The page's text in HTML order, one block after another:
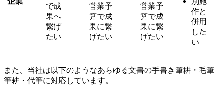
で成
果へ
繋げ
たい
営業予
算で成
果に繋
げたい
営業予
算で成
果に繋
げたい
作と
併用
した
い
また、当社は以下のようなあらゆる文書の手書き筆耕・毛筆
筆耕・代筆に対応しています。